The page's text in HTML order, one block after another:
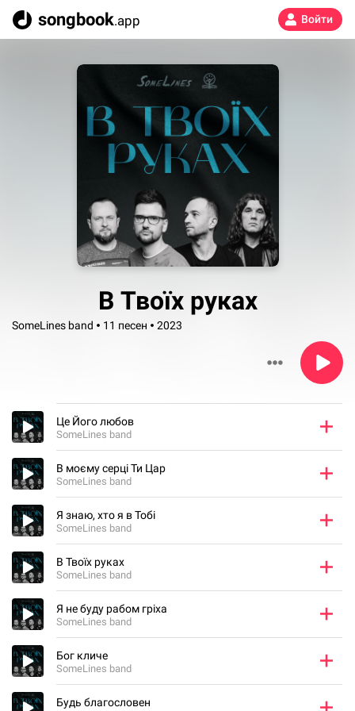
songbook.app Войти
В Твоїх руках
SomeLines band 11 песен 2023
Це Його любов
SomeLines band
В моєму серці Ти Цар
SomeLines band
Я знаю, хто я в Тобі
SomeLines band
В Твоїх руках
SomeLines band
Я не буду рабом гріха
SomeLines band
Бог кличе
SomeLines band
Будь благословен